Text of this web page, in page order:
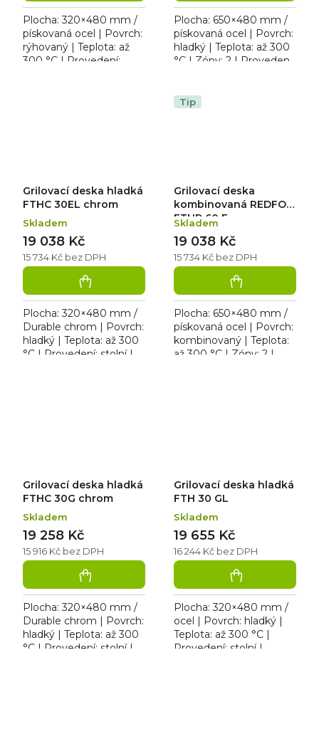
Plocha: 320×480 mm /
pískovaná ocel | Povrch:
rýhovaný | Teplota: až
300 °C | Provedení:
Plocha: 650×480 mm /
pískovaná ocel | Povrch:
hladký | Teplota: až 300
°C | Zóny: 2 | Provedení:
V / 6 kW. Elektrická...
Grilovací deska hladká
FTHC 30EL chrom
Skladem
15 734 Kč bez DPH
19 038 Kč
Plocha: 320×480 mm /
Durable chrom | Povrch:
hladký | Teplota: až 300
°C | Provedení: stolní |
Tip
Grilovací deska
kombinovaná REDFOX
FTHR 60 E
Skladem
15 734 Kč bez DPH
19 038 Kč
Plocha: 650×480 mm /
pískovaná ocel | Povrch:
kombinovaný | Teplota:
až 300 °C | Zóny: 2 |
Grilovací deska hladká
FTHC 30G chrom
Skladem
15 916 Kč bez DPH
19 258 Kč
Plocha: 320×480 mm /
Durable chrom | Povrch:
hladký | Teplota: až 300
°C | Provedení: stolní |
Grilovací deska hladká
FTH 30 GL
Skladem
16 244 Kč bez DPH
19 655 Kč
Plocha: 320×480 mm /
ocel | Povrch: hladký |
Teplota: až 300 °C |
Provedení: stolní |